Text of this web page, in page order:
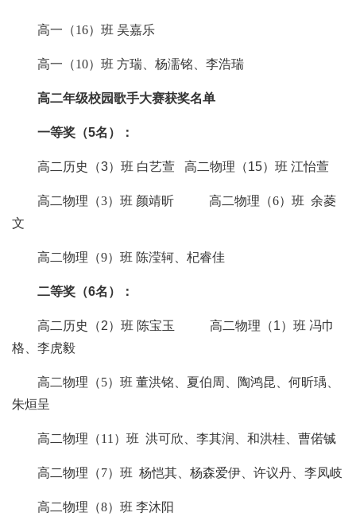
高一（16）班 吴嘉乐
高一（10）班 方瑞 杨濡铭 李浩瑞
高二年级校园歌手大赛获奖名单
一等奖（5名）：
高二 历史 （3）班 白艺萱 高二物理 （15）班 江怡萱
高二物理（3）班 颜靖昕 高二物理（6）班 余菱
文
高二物理（9）班 陈滢轲、杞睿佳
二等奖（6名）：
高二 历史 （2）班 陈宝玉 高二物理（1）班 冯巾
格、李虎毅
高二物理（5）班 董洪铭、夏伯周、
陶鸿昆、何昕瑀、
朱烜呈
高二物理（11）班 洪可欣、李其润、和洪桂、曹偌铖
高二物理（7）班 杨恺其、杨森爱伊、许议丹、李凤岐
高二物理（8）班 李沐阳